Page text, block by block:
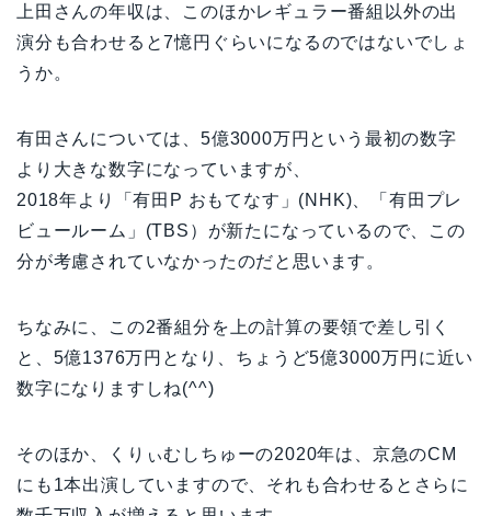
上田さんの年収は、このほかレギュラー番組以外の出
演分も合わせると7憶円ぐらいになるのではないでしょ
うか。
有田さんについては、5億3000万円という最初の数字
より大きな数字になっていますが、
2018年より「有田P おもてなす」(NHK)、「有田プレ
ビュールーム」(TBS）が新たになっているので、この
分が考慮されていなかったのだと思います。
ちなみに、この2番組分を上の計算の要領で差し引く
と、5億1376万円となり、ちょうど5億3000万円に近い
数字になりますしね(^^)
そのほか、くりぃむしちゅーの2020年は、京急のCM
にも1本出演していますので、それも合わせるとさらに